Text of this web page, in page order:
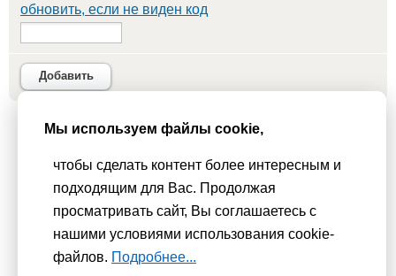
обновить, если не виден код
Добавить
cookie-файлы
Вас это не устраивает, пожалуйста, покиньте сайт.Политика
конфиденциальности
При использовании материалов активная гиперссылка на
Сhudesenka.ru обязательна. © 2010 - 2026
Мы используем файлы cookie,
чтобы сделать контент более интересным и
подходящим для Вас. Продолжая
просматривать сайт, Вы соглашаетесь с
нашими условиями использования cookie-
файлов. Подробнее...